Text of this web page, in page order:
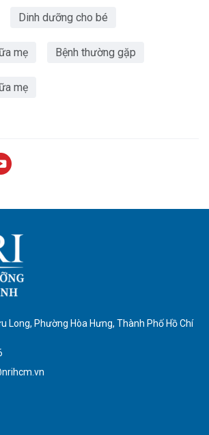
Dinh dưỡng cho bé
mẹ Bệnh thường gặp
mẹ
Long, Phường Hòa Hưng, Thành Phố Hồ Chí